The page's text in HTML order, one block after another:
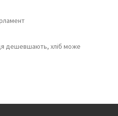
дешевшають, хліб може